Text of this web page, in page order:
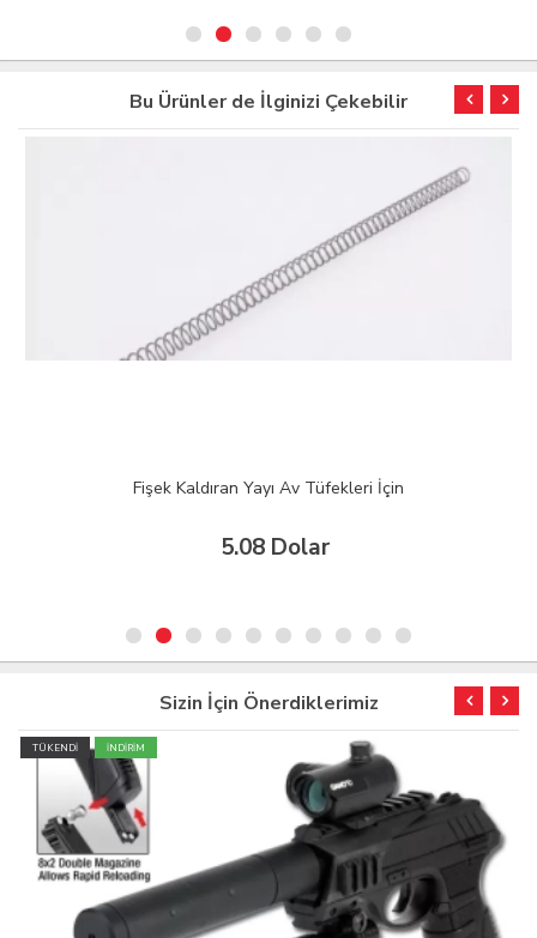
Bu Ürünler de İlginizi Çekebilir
Vidalı Pirinç Sarı Tüfek Arpacığı
2.03 Dolar
Sizin İçin Önerdiklerimiz
TÜKENDİ